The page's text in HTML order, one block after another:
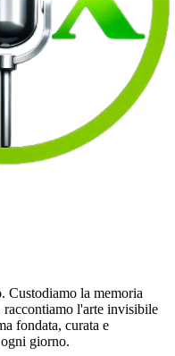
Custodiamo la memoria
l'arte invisibile
fondata, curata e
giorno.